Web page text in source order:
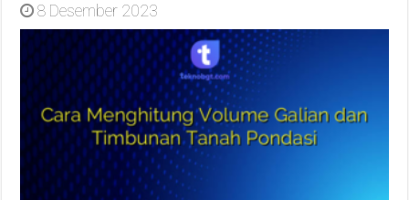
8 Desember 2023